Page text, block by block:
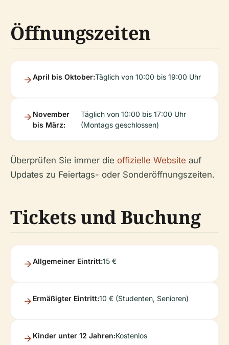
Öffnungszeiten
April bis Oktober:Täglich von 10:00 bis 19:00 Uhr
November
bis März:
Täglich von 10:00 bis 17:00 Uhr
(Montags geschlossen)
Überprüfen Sie immer die offizielle Website auf
Updates zu Feiertags- oder Sonderöffnungszeiten.
Tickets und Buchung
Allgemeiner Eintritt:15 €
Ermäßigter Eintritt:10 € (Studenten, Senioren)
Kinder unter 12 Jahren:Kostenlos